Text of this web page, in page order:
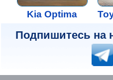
Kia Optima
Подпишитесь на